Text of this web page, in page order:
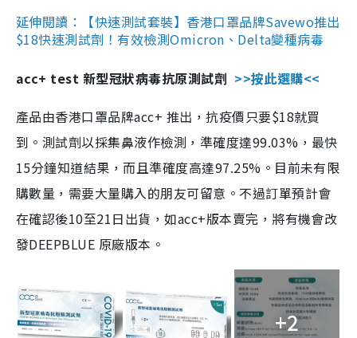
延伸閱讀：【快速測試套裝】香港口罩品牌Savewo推出
$18快速測試劑！有效檢測Omicron、Delta變種病毒
acc+ test 新型冠狀病毒抗原測試劑 >>按此選購<<
產品由香港口罩品牌acc+ 推出，抗疫價只要$18就買
到。測試劑以採集鼻液作檢測，準確度達99.03%，最快
15分鐘知道結果，而且準確度高達97.25%。目前未有限
購數量，需要大量購入的朋友可留意。不過訂單預計會
在確認後10至21日出貨，如acc+版本賣完，將有機會改
發DEEPBLUE 原廠版本。
+2